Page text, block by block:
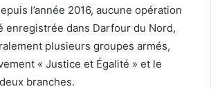
l’année 2016, aucune opération
enregistrée dans Darfour du Nord,
plusieurs groupes armés,
« Justice et Égalité » et le
branches.